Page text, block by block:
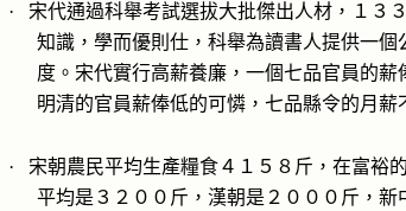
·
宋代通過科舉考試選拔大批傑出人材，１３
知識，學而優則仕，科舉為讀書人提供一
度。宋代實行高薪養廉，一個七品官員的
明清的官員薪俸低的可憐，七品縣令的月薪
· 宋朝農民平均生產糧食４１５８斤，在富裕
平均是３２００斤，漢朝是２０００斤，